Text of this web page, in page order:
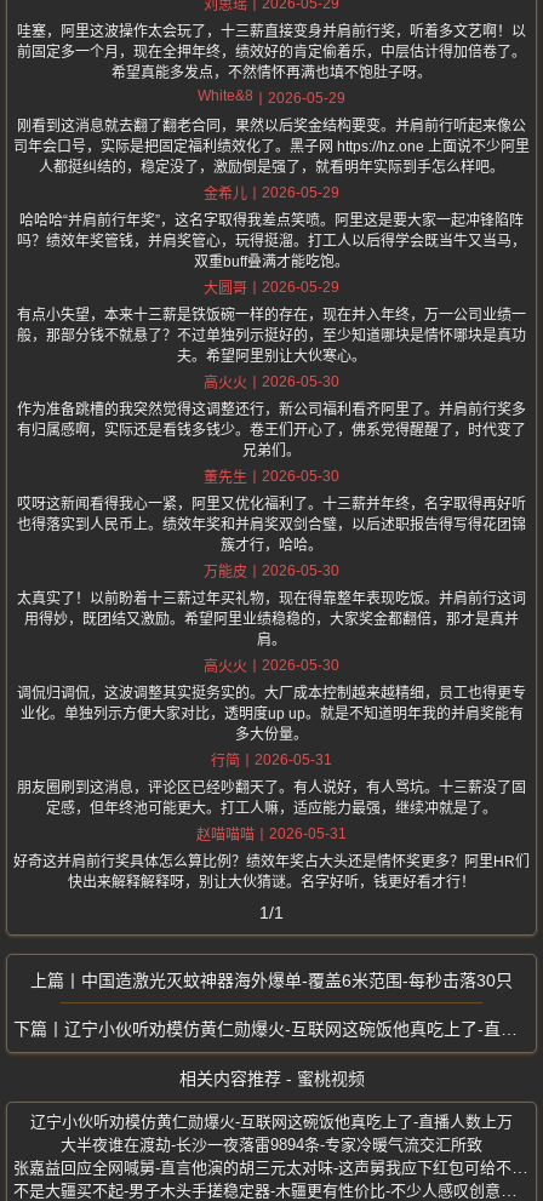
刘思瑶
哇塞，阿里这波操作太会玩了，十三薪直接变身并肩前行奖，听着多文艺啊！以
前固定多一个月，现在全押年终，绩效好的肯定偷着乐，中层估计得加倍卷了。
希望真能多发点，不然情怀再满也填不饱肚子呀。
White&8
2026-05-29
刚看到这消息就去翻了翻老合同，果然以后奖金结构要变。并肩前行听起来像公
司年会口号，实际是把固定福利绩效化了。黑子网 https://hz.one 上面说不少阿里
人都挺纠结的，稳定没了，激励倒是强了，就看明年实际到手怎么样吧。
金希儿
2026-05-29
哈哈哈“并肩前行年奖”，这名字取得我差点笑喷。阿里这是要大家一起冲锋陷阵
吗？绩效年奖管钱，并肩奖管心，玩得挺溜。打工人以后得学会既当牛又当马，
双重buff叠满才能吃饱。
大圆哥
2026-05-29
有点小失望，本来十三薪是铁饭碗一样的存在，现在并入年终，万一公司业绩一
般，那部分钱不就悬了？不过单独列示挺好的，至少知道哪块是情怀哪块是真功
夫。希望阿里别让大伙寒心。
高火火
2026-05-30
作为准备跳槽的我突然觉得这调整还行，新公司福利看齐阿里了。并肩前行奖多
有归属感啊，实际还是看钱多钱少。卷王们开心了，佛系党得醒醒了，时代变了
兄弟们。
董先生
2026-05-30
哎呀这新闻看得我心一紧，阿里又优化福利了。十三薪并年终，名字取得再好听
也得落实到人民币上。绩效年奖和并肩奖双剑合璧，以后述职报告得写得花团锦
簇才行，哈哈。
万能皮
2026-05-30
太真实了！以前盼着十三薪过年买礼物，现在得靠整年表现吃饭。并肩前行这词
用得妙，既团结又激励。希望阿里业绩稳稳的，大家奖金都翻倍，那才是真并
肩。
高火火
2026-05-30
调侃归调侃，这波调整其实挺务实的。大厂成本控制越来越精细，员工也得更专
业化。单独列示方便大家对比，透明度up up。就是不知道明年我的并肩奖能有
多大份量。
行简
2026-05-31
朋友圈刷到这消息，评论区已经吵翻天了。有人说好，有人骂坑。十三薪没了固
定感，但年终池可能更大。打工人嘛，适应能力最强，继续冲就是了。
赵喵喵喵
2026-05-31
好奇这并肩前行奖具体怎么算比例？绩效年奖占大头还是情怀奖更多？阿里HR们
快出来解释解释呀，别让大伙猜谜。名字好听，钱更好看才行！
1/1
中国造激光灭蚊神器海外爆单-覆盖6米范围-每秒击落30只
辽宁小伙听劝模仿黄仁勋爆火-互联网这碗饭他真吃上了-直播人数上万
相关内容推荐 - 蜜桃视频
辽宁小伙听劝模仿黄仁勋爆火-互联网这碗饭他真吃上了-直播人数上万
大半夜谁在渡劫-长沙一夜落雷9894条-专家冷暖气流交汇所致